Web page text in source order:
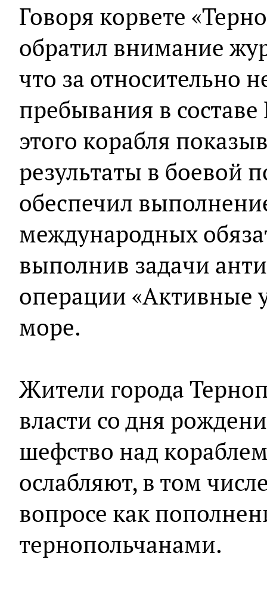
Говоря корвете
обратил внимание
что за относительно
пребывания в
этого корабля
результаты в боевой
обеспечил
международных
выполнив задачи
операции «Активные
море.
Жители города
власти со дня
шефство над
ослабляют, в том
вопросе как
тернопольчанами.